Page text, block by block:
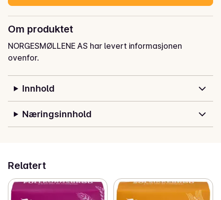
Om produktet
NORGESMØLLENE AS har levert informasjonen
ovenfor.
Innhold
Næringsinnhold
Relatert